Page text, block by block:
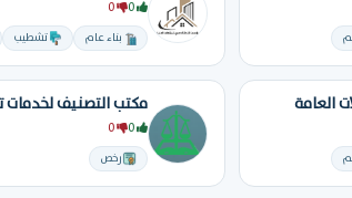
0
0
بناء عام تشطيب
العامة مكتب التصنيف لخدمات
0
0
رخص